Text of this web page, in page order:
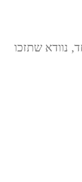
נוודא שתזכו